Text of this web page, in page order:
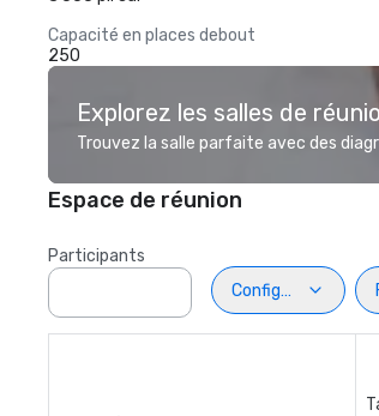
Capacité en places debout
250
Explorez les salles de
Trouvez la salle parfaite avec des
Espace de réunion
Participants
Configuration